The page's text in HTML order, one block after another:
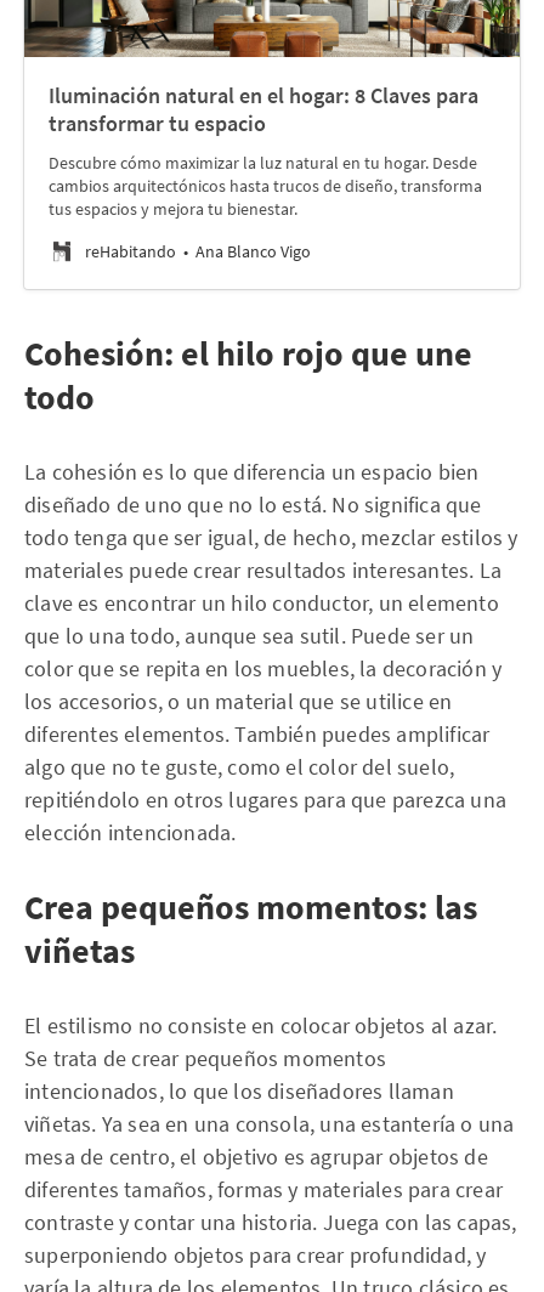
Iluminación natural en el hogar: 8 Claves para
transformar tu espacio
Descubre cómo maximizar la luz natural en tu hogar. Desde
cambios arquitectónicos hasta trucos de diseño, transforma
tus espacios y mejora tu bienestar.
reHabitando
Ana Blanco Vigo
Cohesión: el hilo rojo que une
todo
La cohesión es lo que diferencia un espacio bien
diseñado de uno que no lo está. No significa que
todo tenga que ser igual, de hecho, mezclar estilos y
materiales puede crear resultados interesantes. La
clave es encontrar un hilo conductor, un elemento
que lo una todo, aunque sea sutil. Puede ser un
color que se repita en los muebles, la decoración y
los accesorios, o un material que se utilice en
diferentes elementos. También puedes amplificar
algo que no te guste, como el color del suelo,
repitiéndolo en otros lugares para que parezca una
elección intencionada.
Crea pequeños momentos: las
viñetas
El estilismo no consiste en colocar objetos al azar.
Se trata de crear pequeños momentos
intencionados, lo que los diseñadores llaman
viñetas. Ya sea en una consola, una estantería o una
mesa de centro, el objetivo es agrupar objetos de
diferentes tamaños, formas y materiales para crear
contraste y contar una historia. Juega con las capas,
superponiendo objetos para crear profundidad, y